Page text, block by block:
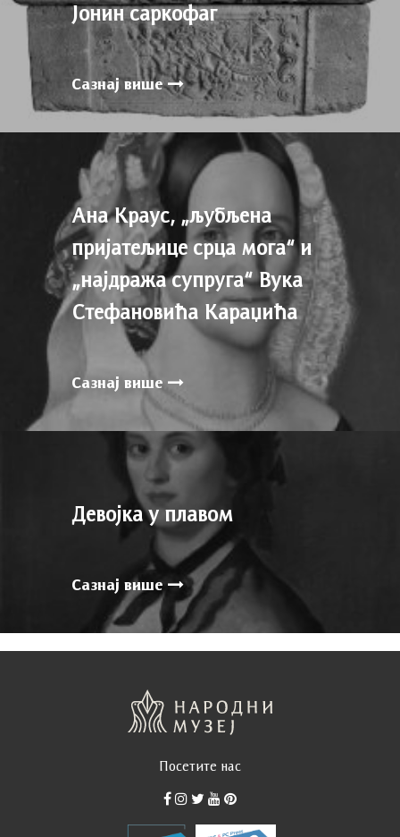
Јонин cаркофаг
Сазнај више
Ана Краус, „љубљена
пријатељице срца мога“ и
„најдража супруга“ Вука
Стефановића Караџића
Сазнај више
Девојка у плавом
Сазнај више
Посетите нас